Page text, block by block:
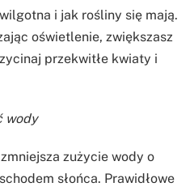
i jak rośliny się mają.
oświetlenie, zwiększasz
przekwitłe kwiaty i
wody
zużycie wody o
słońca. Prawidłowe